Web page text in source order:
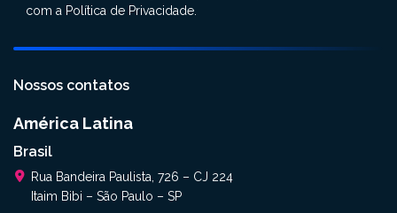
com a Política de Privacidade
Nossos contatos
América Latina
Brasil
Rua Bandeira Paulista, 726 – CJ 224
Itaim Bibi – São Paulo – SP